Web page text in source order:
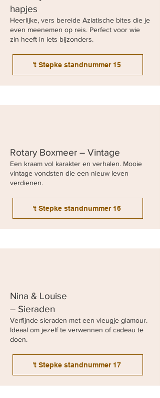
hapjes
Heerlijke, vers bereide Aziatische bites die je
even meenemen op reis. Perfect voor wie
zin heeft in iets bijzonders.
't Stepke standnummer 15
Rotary Boxmeer – Vintage
Een kraam vol karakter en verhalen. Mooie
vintage vondsten die een nieuw leven
verdienen.
't Stepke standnummer 16
Nina & Louise
– Sieraden
Verfijnde sieraden met een vleugje glamour.
Ideaal om jezelf te verwennen of cadeau te
doen.
't Stepke standnummer 17